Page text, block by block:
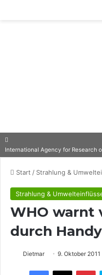
International Agency for Research
Start / Strahlung &
Strahlung &
WHO warnt
durch
Dietmar 9. Oktober 2011